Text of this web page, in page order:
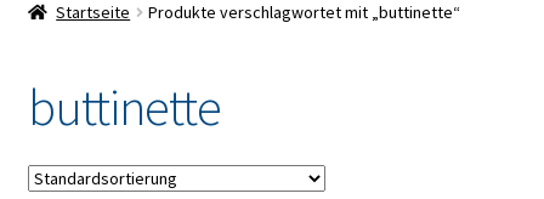
Infocenter
Impressum
Startseite Produkte verschlagwortet mit „buttinette“
buttinette